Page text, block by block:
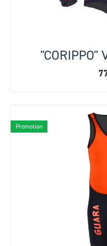
"CORIPPO"
Promotion